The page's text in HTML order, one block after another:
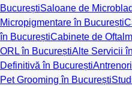
BucureștiSaloane de
Micropigmentare în București
în BucureștiCabinete de
ORL în BucureștiAlte Servicii
Definitivă în București
Pet Grooming în București